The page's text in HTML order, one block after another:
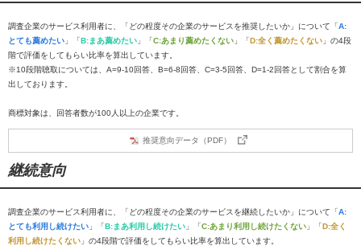
調査企業のサービス利用者に、「どの程度その企業のサービスを推奨したいか」について「A:
とても薦めたい 」「B:まあ薦めたい 」「C:あまり薦めたくない 」「D:全く薦めたくない 」の4段
階で評価をしてもらい比率を算出しています。
※10段階聴取については、A=9-10回答、B=6-8回答、C=3-5回答、D=1-2回答として割合を算
出しております。
商標対象は、回答者数が100人以上の企業です。
推奨意向データ（PDF）
継続意向
調査企業のサービス利用者に、「どの程度その企業のサービスを継続したいか」について「A:
とても利用し続けたい 」「B:まあ利用し続けたい 」「C:あまり利用し続けたくない 」「D:全く
利用し続けたくない 」の4段階で評価をしてもらい比率を算出しています。